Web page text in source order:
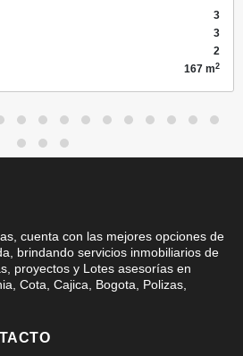
3
3
2
167 m2
cuenta con las mejores opciones de
brindando servicios inmobiliarios de
proyectos y Lotes asesorías en
Cota, Cajica, Bogota, Polizas,